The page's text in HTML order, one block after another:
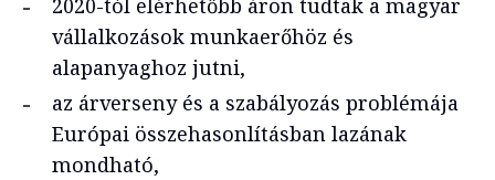
2020-tól elérhetőbb áron tudtak a magyar
vállalkozások munkaerőhöz és
alapanyaghoz jutni,
az árverseny és a szabályozás problémája
Európai összehasonlításban lazának
mondható,